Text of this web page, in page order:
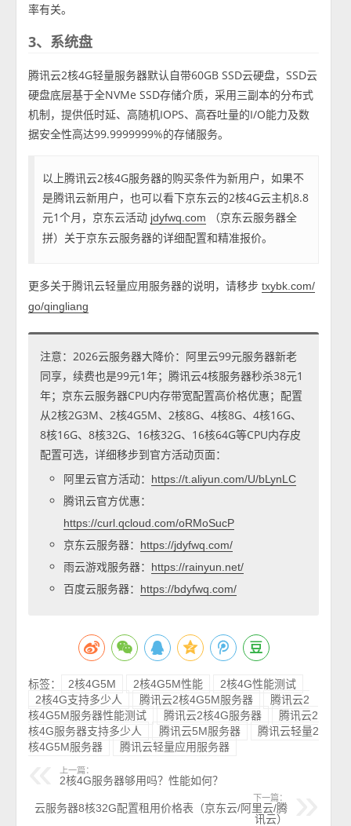
率有关。
3、系统盘
腾讯云2核4G轻量服务器默认自带60GB SSD云硬盘，SSD云
硬盘底层基于全NVMe SSD存储介质，采用三副本的分布式
机制，提供低时延、高随机IOPS、高吞吐量的I/O能力及数
据安全性高达99.9999999%的存储服务。
以上腾讯云2核4G服务器的购买条件为新用户，如果不
是腾讯云新用户，也可以看下京东云的2核4G云主机8.8
元1个月，京东云活动 jdyfwq.com
（京东云服务器全
拼）关于京东云服务器的详细配置和精准报价。
更多关于腾讯云轻量应用服务器的说明，请移步txybk.com/
go/qingliang
注意：2026云服务器大降价：阿里云99元服务器新老
同享，续费也是99元1年；腾讯云4核服务器秒杀38元1
年；京东云服务器CPU内存带宽配置高价格优惠；配置
从2核2G3M、2核4G5M、2核8G、4核8G、4核16G、
8核16G、8核32G、16核32G、16核64G等CPU内存皮
配置可选，详细移步到官方活动页面：
阿里云官方活动：
https://t.aliyun.com/U/bLynLC
腾讯云官方优惠：
https://curl.qcloud.com/oRMoSucP
京东云服务器： https://jdyfwq.com/
雨云游戏服务器： https://rainyun.net/
百度云服务器： https://bdyfwq.com/
标签： 2核4G5M 2核4G5M性能
2核4G性能测试
2核4G支持多少人
腾讯云2核4G5M服务器
腾讯云2
核4G5M服务器性能测试
腾讯云2核4G服务器
腾讯云2
核4G服务器支持多少人
腾讯云5M服务器
腾讯云轻量2
核4G5M服务器
腾讯云轻量应用服务器
上一篇：
2核4G服务器够用吗？性能如何？
下一篇：
云服务器8核32G配置租用价格表（京东云/阿里云/腾
讯云）